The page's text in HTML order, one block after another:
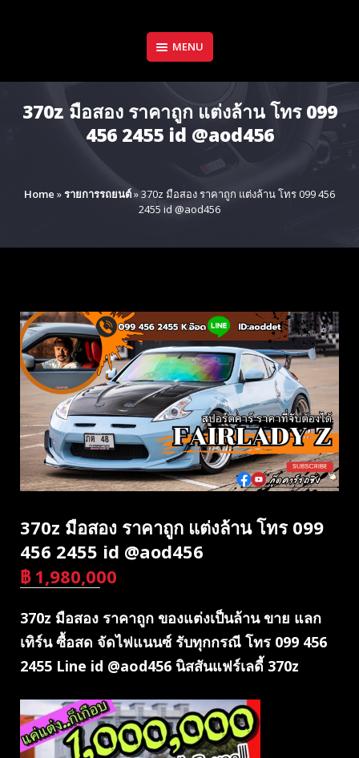
MENU
370z มือสอง ราคาถูก แต่งล้าน โทร 099
456 2455 id @aod456
Home »รายการรถยนต์»370z มือสอง ราคาถูก แต่งล้าน โทร 099 456
2455 id @aod456
370z มือสอง ราคาถูก แต่งล้าน โทร 099
456 2455 id @aod456
฿ 1,980,000
370z มือสอง ราคาถูก ของแต่งเป็นล้าน ขาย แลก
เทิร์น ซื้อสด จัดไฟแนนซ์ รับทุกกรณี โทร 099 456
2455 Line id @aod456 นิสสันแฟร์เลดี้ 370z